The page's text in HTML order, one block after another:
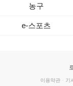
농구
e-스포츠
이용약관 · 기